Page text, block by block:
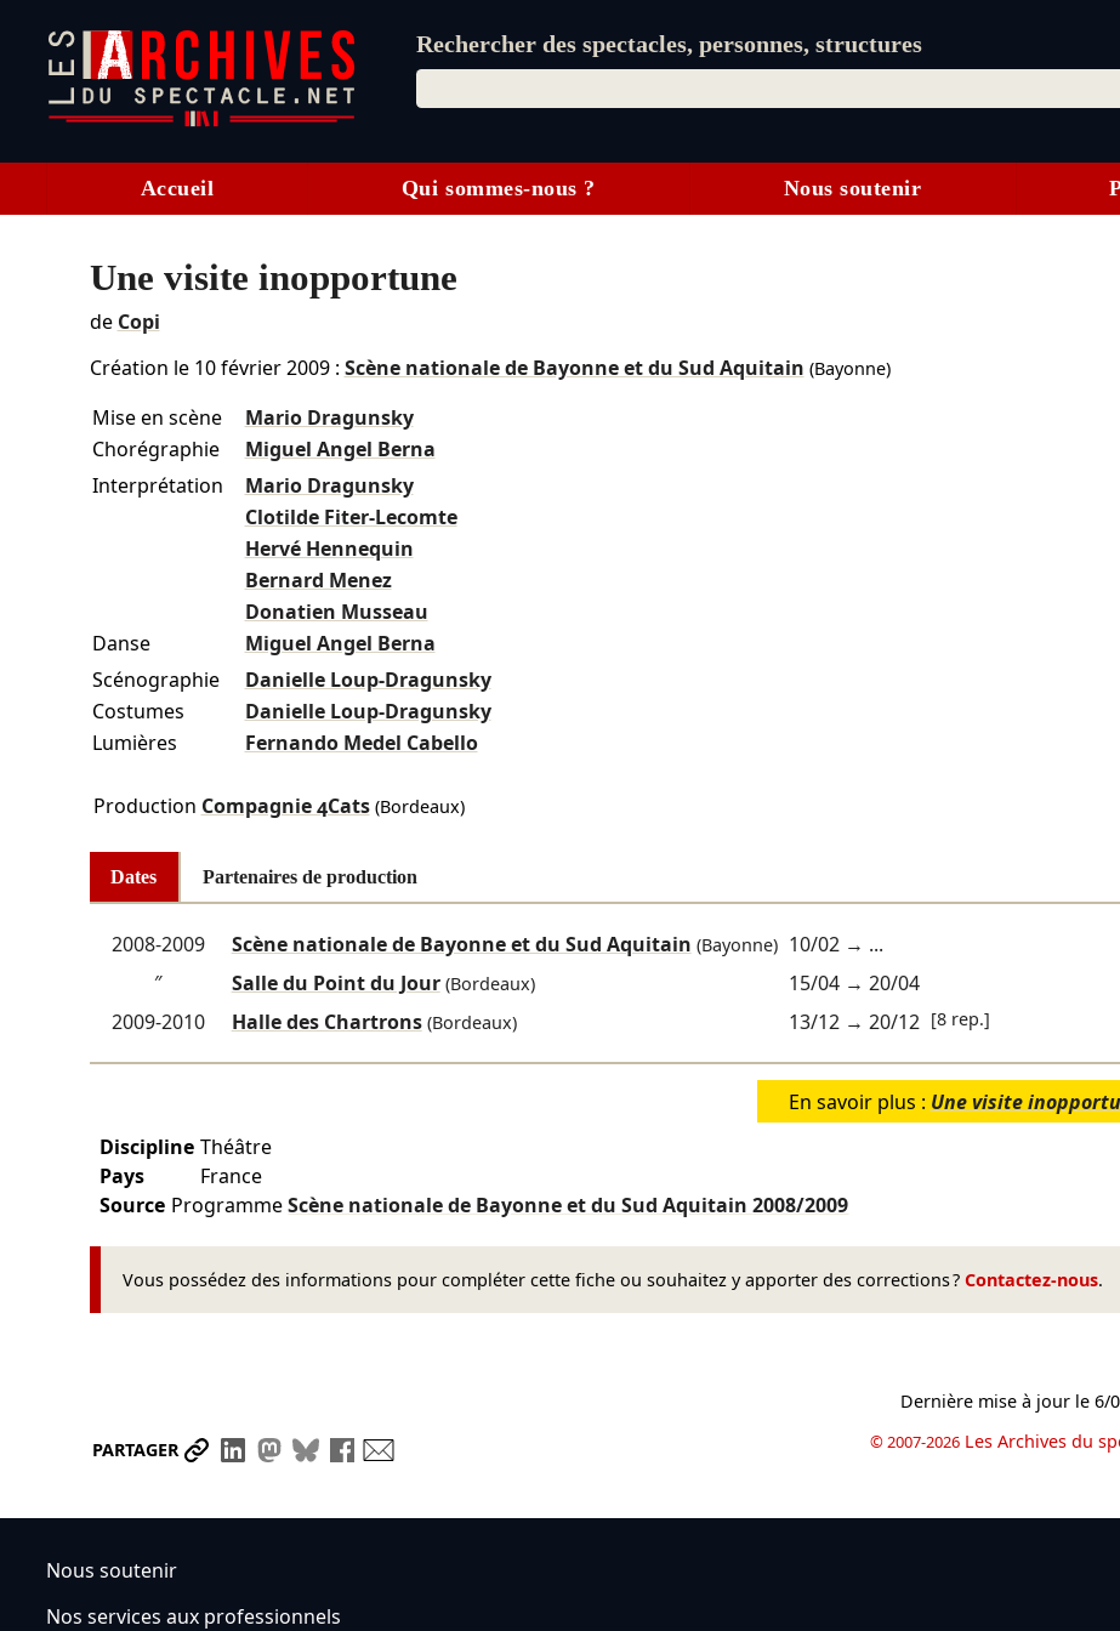
Rechercher des spectacles, personnes, structures
Accueil Qui sommes-nous ? Nous soutenir
Une visite inopportune
de Copi
Création le 10 février 2009: Scène nationale de Bayonne et du Sud Aquitain (Bayonne)
Mise en scène
Mario Dragunsky
Chorégraphie
Miguel Angel Berna
Interprétation
Mario Dragunsky
Clotilde Fiter-Lecomte
Hervé Hennequin
Bernard Menez
Donatien Musseau
Danse
Miguel Angel Berna
Scénographie
Danielle Loup-Dragunsky
Costumes
Danielle Loup-Dragunsky
Lumières
Fernando Medel Cabello
Production Compagnie 4Cats(Bordeaux)
Dates Partenaires de production
2008-2009 Scène nationale de Bayonne et du Sud Aquitain (Bayonne) 10/02→ ...
″
Salle du Point du Jour(Bordeaux) 15/04→ 20/04
2009-2010
Halle des Chartrons(Bordeaux) 13/12→ 20/12 [8 rep.]
En savoir plus : Une visite
Discipline Théâtre
Pays
France
Source ProgrammeScène nationale de Bayonne et du Sud Aquitain2008/2009
Vous possédez des informations pour compléter cette fiche ou souhaitez y apporter des corrections ? Contactez-nous.
PARTAGER Partager le lien
Partager sur LinkedIn
Partager sur Mastodon
Partager sur Bluesky
Partager sur Facebook
Dernière mise à jour le6/
© 2007-2026 Les Archives du
Nous soutenir
Nos services aux professionnels